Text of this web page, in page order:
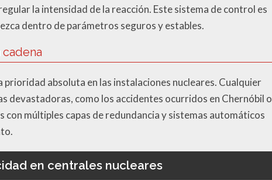
la intensidad de la reacción. Este sistema de control es
dentro de parámetros seguros y estables.
prioridad absoluta en las instalaciones nucleares. Cualquier
devastadoras, como los accidentes ocurridos en Chernóbil o
con múltiples capas de redundancia y sistemas automáticos
en centrales nucleares